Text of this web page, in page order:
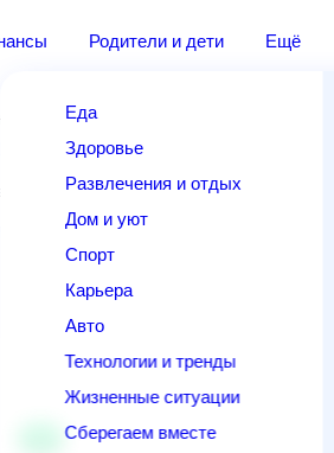
Родители и дети Ещё
Еда
Здоровье
Развлечения и отдых
Дом и уют
Спорт
Карьера
Авто
Технологии и тренды
Жизненные ситуации
Сберегаем вместе
10 дней 14 дней Месяц